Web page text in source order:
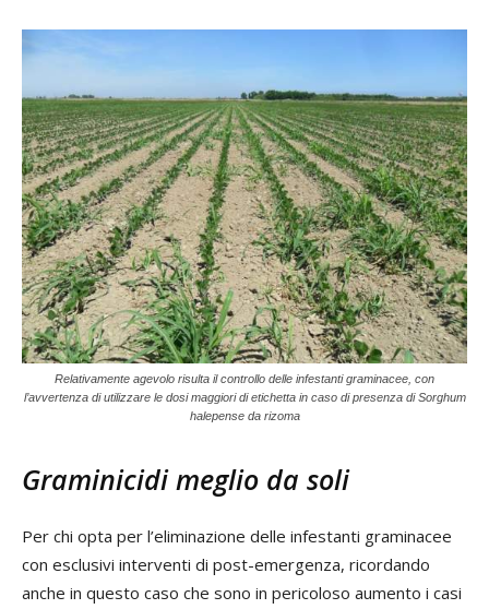
Relativamente agevolo risulta il controllo delle infestanti graminacee, con
l’avvertenza di utilizzare le dosi maggiori di etichetta in caso di presenza di Sorghum
halepense da rizoma
Graminicidi meglio da soli
Per chi opta per l’eliminazione delle infestanti graminacee
con esclusivi interventi di post-emergenza, ricordando
anche in questo caso che sono in pericoloso aumento i casi